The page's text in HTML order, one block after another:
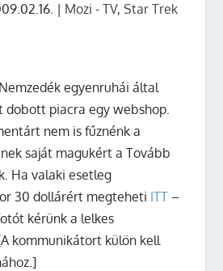
| Mozi - TV, Star Trek
egyenruhái által
piacra egy webshop.
nem is fűznénk a
saját magukért a Tovább
Ha valaki esetleg
30 dollárért megteheti ITT –
kérünk a lelkes
kommunikátort külön kell